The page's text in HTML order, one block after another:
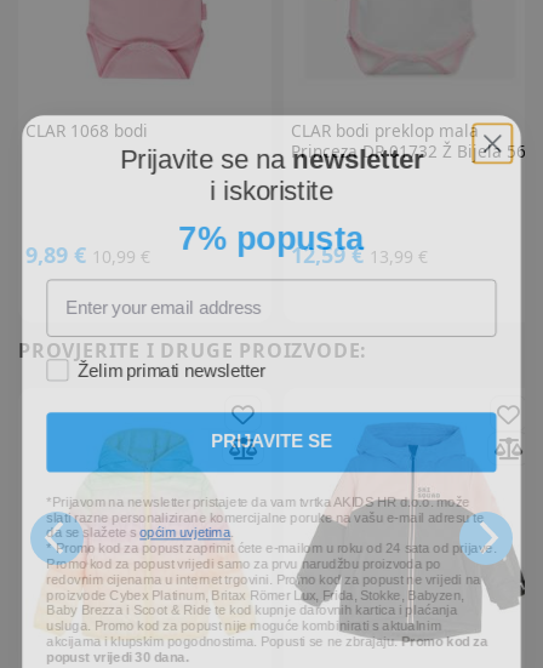
CLAR1068 bodi
9,89 € 10,99 €
CLARbodi preklop mala
Princeza DR 01732 Ž Bijela 56
12,59 € 13,99 €
PROVJERITE I DRUGE PROIZVODE:
Prijavite se nanewsletter
i iskoristite
7% popusta
Želim primati newsletter
PRIJAVITE SE
*Prijavom na newsletter pristajete da vam tvrtka AKIDS HR d.o.o. može
slati razne personalizirane komercijalne poruke na vašu e-mail adresu te
da se slažete sopćim uvjetima.
* Promo kod za popust zaprimit ćete e-mailom u roku od 24 sata od prijave.
Promo kod za popust vrijedi samo za prvu narudžbu proizvoda po
redovnim cijenama u internet trgovini. Promo kod za popust ne vrijedi na
proizvode Cybex Platinum, Britax Römer Lux, Frida, Stokke, Babyzen,
Baby Brezza i Scoot & Ride te kod kupnje darovnih kartica i plaćanja
usluga. Promo kod za popust nije moguće kombinirati s aktualnim
akcijama i klupskim pogodnostima. Popusti se ne zbrajaju.Promo kod za
popust vrijedi 30 dana.